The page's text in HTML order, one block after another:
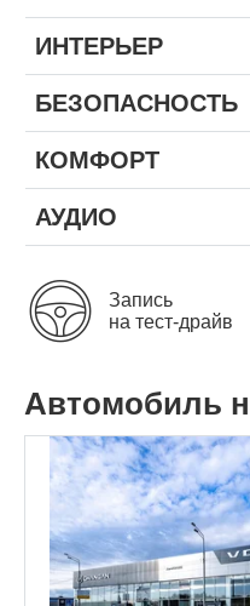
ИНТЕРЬЕР
БЕЗОПАСНОСТЬ
КОМФОРТ
АУДИО
Запись
на тест-драйв
Автомобиль